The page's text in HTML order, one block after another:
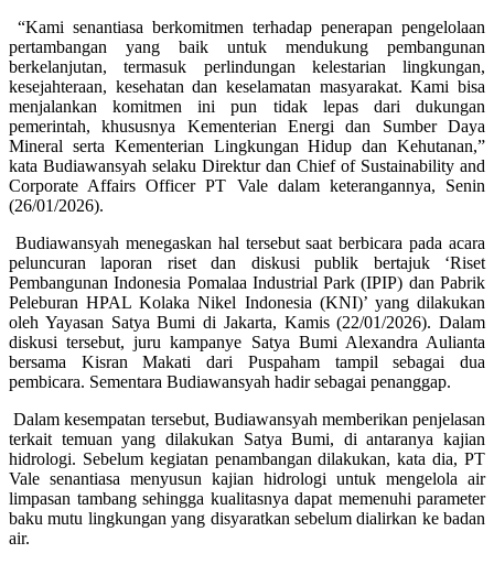
“Kami senantiasa berkomitmen terhadap penerapan pengelolaan
pertambangan yang baik untuk mendukung pembangunan
berkelanjutan, termasuk perlindungan kelestarian lingkungan,
kesejahteraan, kesehatan dan keselamatan masyarakat. Kami bisa
menjalankan komitmen ini pun tidak lepas dari dukungan
pemerintah, khususnya Kementerian Energi dan Sumber Daya
Mineral serta Kementerian Lingkungan Hidup dan Kehutanan,”
kata Budiawansyah selaku Direktur dan Chief of Sustainability and
Corporate Affairs Officer PT Vale dalam keterangannya, Senin
(26/01/2026).
Budiawansyah menegaskan hal tersebut saat berbicara pada acara
peluncuran laporan riset dan diskusi publik bertajuk ‘Riset
Pembangunan Indonesia Pomalaa Industrial Park (IPIP) dan Pabrik
Peleburan HPAL Kolaka Nikel Indonesia (KNI)’ yang dilakukan
oleh Yayasan Satya Bumi di Jakarta, Kamis (22/01/2026). Dalam
diskusi tersebut, juru kampanye Satya Bumi Alexandra Aulianta
bersama Kisran Makati dari Puspaham tampil sebagai dua
pembicara. Sementara Budiawansyah hadir sebagai penanggap.
Dalam kesempatan tersebut, Budiawansyah memberikan penjelasan
terkait temuan yang dilakukan Satya Bumi, di antaranya kajian
hidrologi. Sebelum kegiatan penambangan dilakukan, kata dia, PT
Vale senantiasa menyusun kajian hidrologi untuk mengelola air
limpasan tambang sehingga kualitasnya dapat memenuhi parameter
baku mutu lingkungan yang disyaratkan sebelum dialirkan ke badan
air.